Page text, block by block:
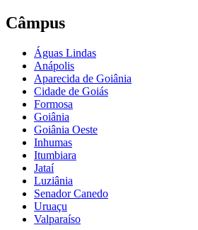
Câmpus
Águas Lindas
Anápolis
Aparecida de Goiânia
Cidade de Goiás
Formosa
Goiânia
Goiânia Oeste
Inhumas
Itumbiara
Jataí
Luziânia
Senador Canedo
Uruaçu
Valparaíso